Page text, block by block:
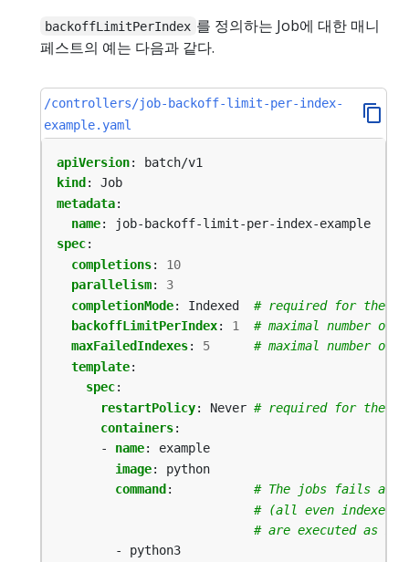
backoffLimitPerIndex 를 정의하는 Job에 대한 매니
페스트의 예는 다음과 같다.
/controllers/job-backoff-limit-per-index-
example.yaml
apiVersion:
batch/v1
kind :
Job
metadata:
name:
job-backoff-limit-per-index-example
spec:
completions:
10
parallelism:
3
completionMode: Indexed
# required for the
backoffLimitPerIndex: 1
# maximal number
maxFailedIndexes: 5
# maximal number
template:
spec:
restartPolicy: Never # required for the
containers:
- name:
example
image:
python
command :
# The jobs fails as
# (all even indexes
# are executed as
- python3